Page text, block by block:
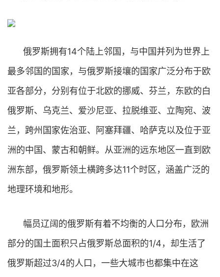
俄罗斯拥有14个陆上邻国，与中国并列为世界上
最多邻国的国家，与俄罗斯接壤的国家广泛分布于欧
亚各部分，分别有位于北欧的挪威、芬兰，东欧的白
俄罗斯、乌克兰、爱沙尼亚、拉脱维亚、立陶宛、波
兰，跨州国家佐治亚、阿塞拜疆、哈萨克以及位于亚
洲的中国、蒙古和朝鲜。从亚洲的远东地区一直到欧
洲东部，俄罗斯领土横跨多达11个时区，涵盖广泛的
地理环境和地形。
幅员辽阔的俄罗斯有着不均衡的人口分布，欧洲
部分的国土面积只占俄罗斯总面积的1/4，却生活了
俄罗斯超过3/4的人口，一些大城市也都集中在这